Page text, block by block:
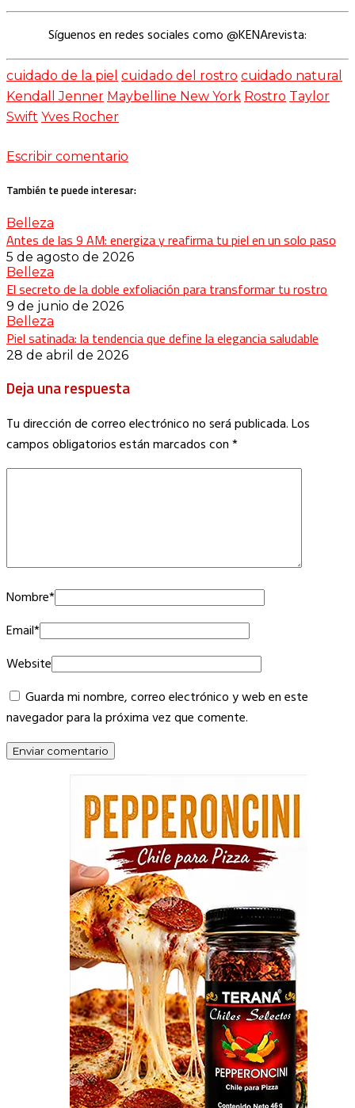
Síguenos en redes sociales como @KENArevista:
cuidado de la piel cuidado del rostro cuidado natural
Kendall Jenner Maybelline New York Rostro Taylor
Swift Yves Rocher
Escribir comentario
También te puede interesar:
Belleza
Antes de las 9 AM: energiza y reafirma tu piel en un solo paso
5 de agosto de 2026
Belleza
El secreto de la doble exfoliación para transformar tu rostro
9 de junio de 2026
Belleza
Piel satinada: la tendencia que define la elegancia saludable
28 de abril de 2026
Deja una respuesta
Tu dirección de correo electrónico no será publicada.Los
campos obligatorios están marcados con*
Nombre*
Email*
Website
Guarda mi nombre, correo electrónico y web en este
navegador para la próxima vez que comente.